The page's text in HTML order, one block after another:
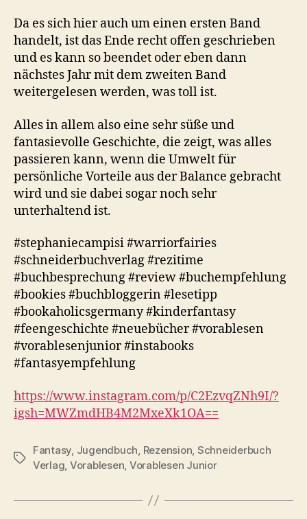
Da es sich hier auch um einen ersten Band
handelt, ist das Ende recht offen geschrieben
und es kann so beendet oder eben dann
nächstes Jahr mit dem zweiten Band
weitergelesen werden, was toll ist.
Alles in allem also eine sehr süße und
fantasievolle Geschichte, die zeigt, was alles
passieren kann, wenn die Umwelt für
persönliche Vorteile aus der Balance gebracht
wird und sie dabei sogar noch sehr
unterhaltend ist.
#stephaniecampisi #warriorfairies
#schneiderbuchverlag #rezitime
#buchbesprechung #review #buchempfehlung
#bookies #buchbloggerin #lesetipp
#bookaholicsgermany #kinderfantasy
#feengeschichte #neuebücher #vorablesen
#vorablesenjunior #instabooks
#fantasyempfehlung
https://www.instagram.com/p/C2EzvqZNh9I/?
igsh=MWZmdHB4M2MxeXk1OA==
Schlagwörter
Fantasy Jugendbuch Rezension Schneiderbuch
Verlag Vorablesen Vorablesen Junior